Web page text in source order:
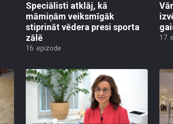
Speciālisti atklāj, kā
māmiņām veiksmīgāk
stiprināt vēdera presi sporta
zālē
16. epizode
17.